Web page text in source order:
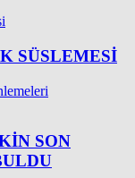
SÜSLEMESI
SON